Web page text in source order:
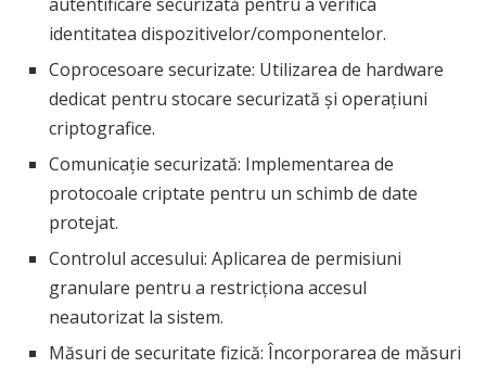
identitatea dispozitivelor/componentelor.
Coprocesoare securizate: Utilizarea de hardware
dedicat pentru stocare securizată și operațiuni
criptografice.
Comunicație securizată: Implementarea de
protocoale criptate pentru un schimb de date
protejat.
Controlul accesului: Aplicarea de permisiuni
granulare pentru a restricționa accesul
neautorizat la sistem.
Măsuri de securitate fizică: Încorporarea de măsuri